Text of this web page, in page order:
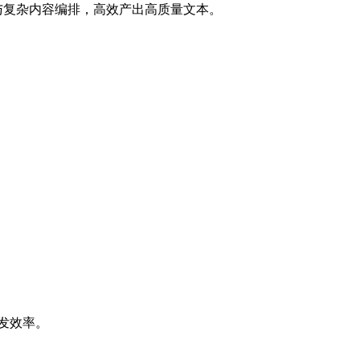
杂内容编排，高效产出高质量文本。
效率。